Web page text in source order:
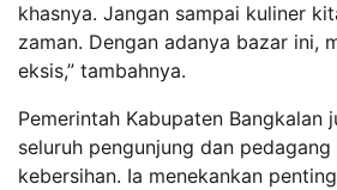
khasnya. Jangan sampai kuliner
zaman. Dengan adanya bazar ini,
eksis,” tambahnya.
Pemerintah Kabupaten Bangkalan
seluruh pengunjung dan
kebersihan. Ia menekankan